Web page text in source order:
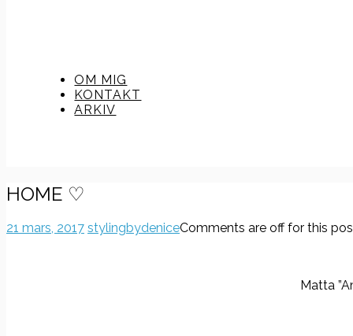
OM MIG
KONTAKT
ARKIV
HOME ♡
21 mars, 2017 stylingbydeniceComments are off for this
Matta